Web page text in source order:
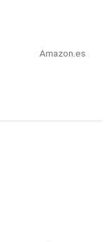
Amazon.es